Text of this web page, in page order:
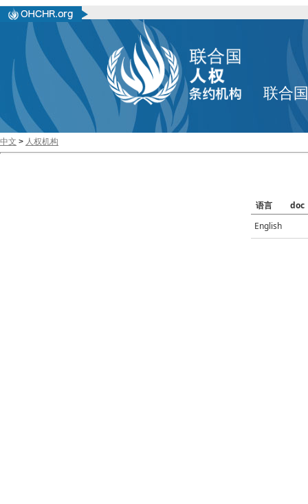
联合
中文 > 人权机构
语言
doc
English